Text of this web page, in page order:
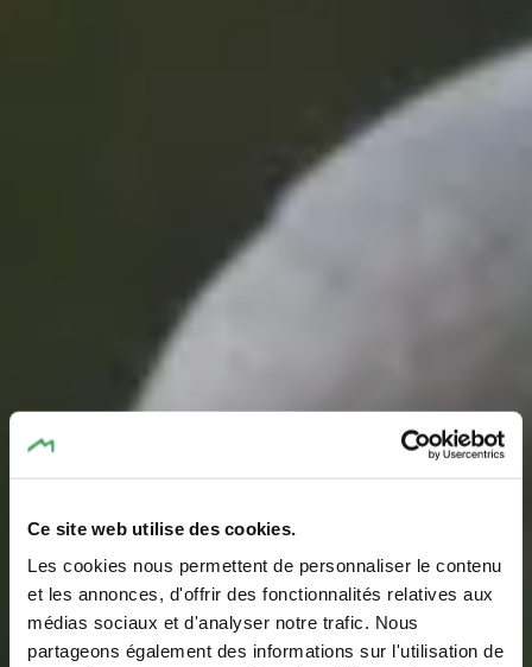
Ce site web utilise des cookies.
Les cookies nous permettent de personnaliser le contenu
et les annonces, d'offrir des fonctionnalités relatives aux
médias sociaux et d'analyser notre trafic. Nous
partageons également des informations sur l'utilisation de